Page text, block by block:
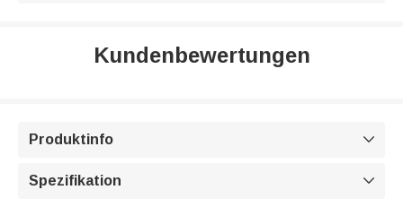
Kundenbewertungen
Produktinfo 
Spezifikation 